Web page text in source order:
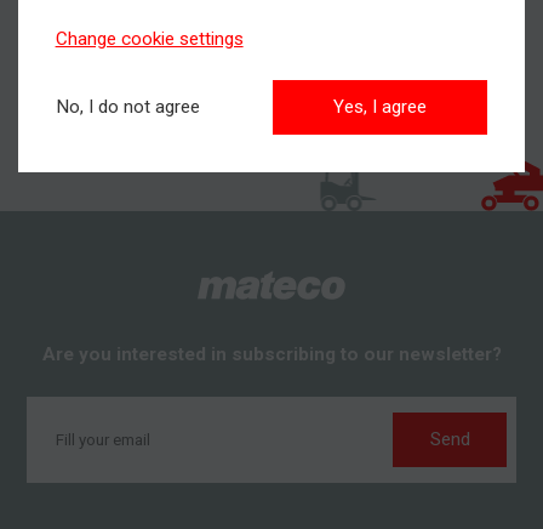
Are you interested in subscribing to our newsletter?
Send
Change cookie settings
No, I do not agree Yes, I agree